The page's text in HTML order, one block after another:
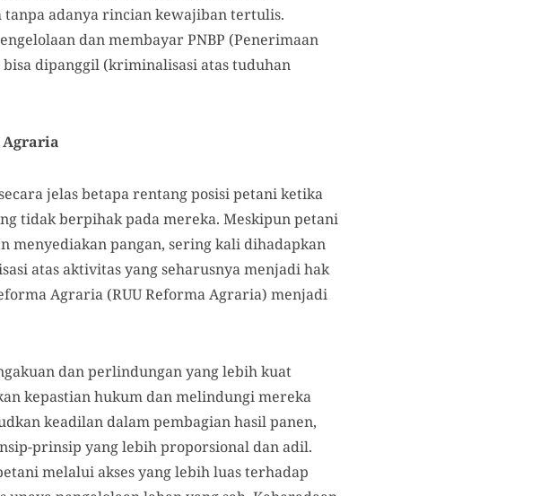
tanpa adanya rincian kewajiban tertulis.
dan membayar PNBP (Penerimaan
dipanggil (kriminalisasi atas tuduhan
Agraria
jelas betapa rentang posisi petani ketika
tidak berpihak pada mereka. Meskipun petani
pangan, sering kali dihadapkan
atas aktivitas yang seharusnya menjadi hak
Agraria (RUU Reforma Agraria) menjadi
dan perlindungan yang lebih kuat
kepastian hukum dan melindungi mereka
keadilan dalam pembagian hasil panen,
prinsip yang lebih proporsional dan adil.
melalui akses yang lebih luas terhadap